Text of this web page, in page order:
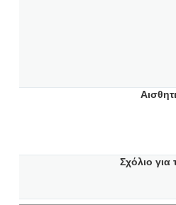
Σχόλιο για